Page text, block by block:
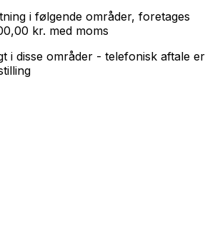
i følgende områder, foretages
kr. med moms
i disse områder - telefonisk aftale er